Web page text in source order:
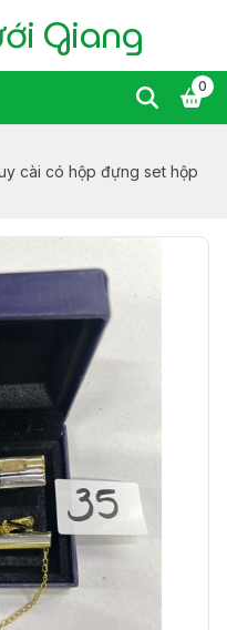
Giang
0
cài có hộp đựng set hộp